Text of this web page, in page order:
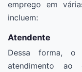
emprego em
incluem:
Atendente
Dessa forma, o
atendimento ao